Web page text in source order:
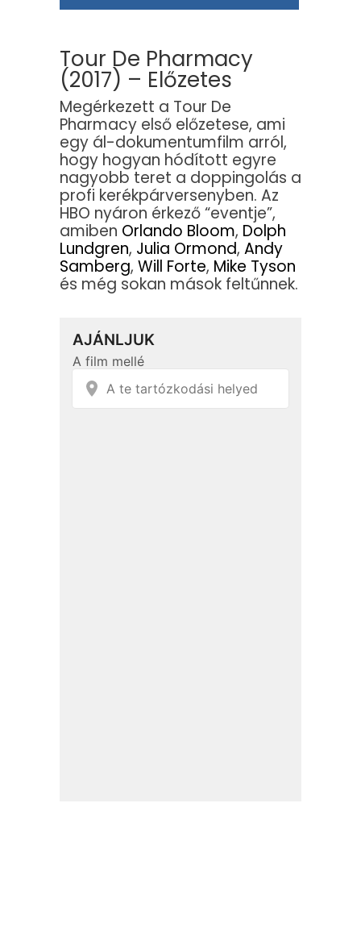
Tour De Pharmacy
(2017) – Előzetes
Megérkezett a Tour De
Pharmacy első előzetese, ami
egy ál-dokumentumfilm arról,
hogy hogyan hódított egyre
nagyobb teret a doppingolás a
profi kerékpárversenyben. Az
HBO nyáron érkező “eventje”,
amiben Orlando Bloom, Dolph
Lundgren, Julia Ormond, Andy
Samberg, Will Forte, Mike Tyson
és még sokan mások feltűnnek.